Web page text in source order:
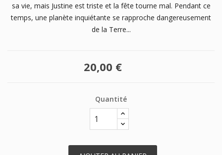
sa vie, mais Justine est triste et la fête tourne mal. Pendant ce
temps, une planète inquiétante se rapproche dangereusement
de la Terre...
20,00 €
Quantité